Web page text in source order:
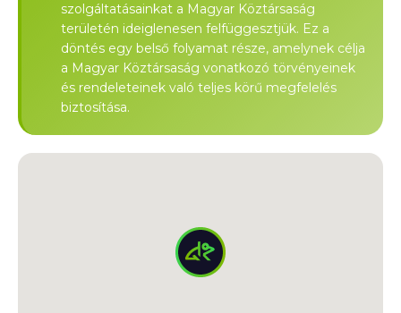
szolgáltatásainkat a Magyar Köztársaság
területén ideiglenesen felfüggesztjük. Ez a
döntés egy belső folyamat része, amelynek célja
a Magyar Köztársaság vonatkozó törvényeinek
és rendeleteinek való teljes körű megfelelés
biztosítása.